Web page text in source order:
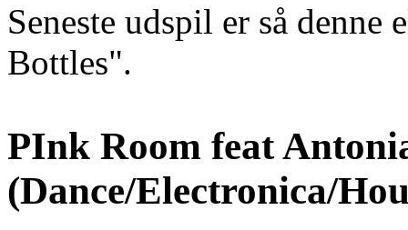
Seneste udspil er så
Bottles".
PInk Room feat
(Dance/Electronica/